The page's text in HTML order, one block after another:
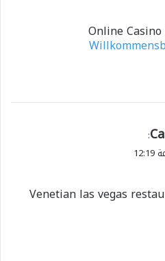
Online
:
Venetian las vegas